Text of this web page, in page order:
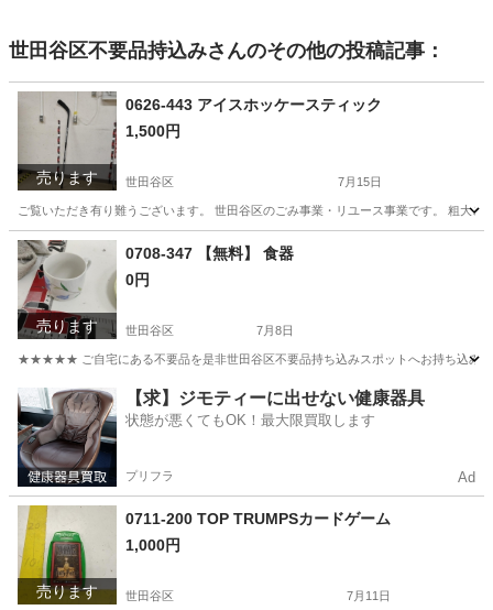
世田谷区不要品持込みさんのその他の投稿記事：
売ります
0626-443 アイスホッケースティック
1,500円
世田谷区 7月15日
ご覧いただき有り難うございます。 世⽥⾕区のごみ事業・リユース事業です。 粗
東京 世田谷区 リユース
売ります
0708-347 【無料】 食器
0円
世田谷区 7月8日
★★★★★ ご自宅にある不要品を是非世田谷区不要品持ち込みスポットへお持ち込みし
東京 世田谷区 食器 スポット
【求】ジモティーに出せない健康器具
状態が悪くてもOK！最大限買取します
プリフラ Ad
売ります
0711-200 TOP TRUMPSカードゲーム
1,000円
世田谷区 7月11日